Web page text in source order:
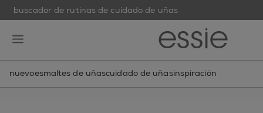
buscador de rutinas de cuidado de uñas
nuevoesmaltes de uñascuidado de uñasinspiración